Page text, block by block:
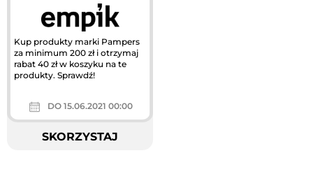
Kup produkty marki Pampers
za minimum 200 zł i otrzymaj
rabat 40 zł w koszyku na te
produkty. Sprawdź!
DO 15.06.2021 00:00
SKORZYSTAJ